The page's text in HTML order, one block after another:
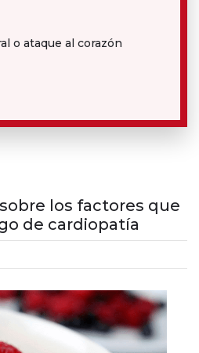
o ataque al corazón
los factores que
de cardiopatía